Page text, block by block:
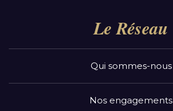
Le Réseau
Qui sommes-nous
Nos engagements